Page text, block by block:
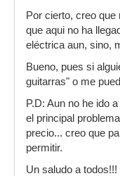
Por cierto, creo
que aqui no ha
eléctrica aun, sino,
Bueno, pues si
guitarras" o me
P.D: Aun no he ido
el principal
precio... creo que
permitir.
Un saludo a todos!!!